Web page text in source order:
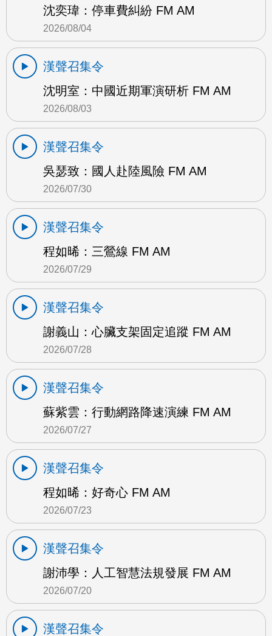
沈奕瑋：停車費糾紛 FM AM
2026/08/04
漢聲召集令
沈明室：中國近期軍演研析 FM AM
2026/08/03
漢聲召集令
吳瑟致：國人赴陸風險 FM AM
2026/07/30
漢聲召集令
程如晞：三鶯線 FM AM
2026/07/29
漢聲召集令
謝義山：心臟支架固定追蹤 FM AM
2026/07/28
漢聲召集令
蘇紫雲：行動網路降速演練 FM AM
2026/07/27
漢聲召集令
程如晞：好奇心 FM AM
2026/07/23
漢聲召集令
謝沛學：人工智慧法規發展 FM AM
2026/07/20
漢聲召集令